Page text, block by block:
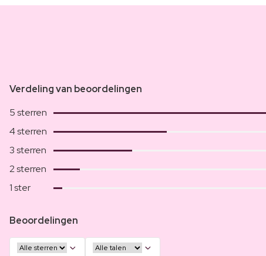
Verdeling van beoordelingen
5 sterren
4 sterren
3 sterren
2 sterren
1 ster
Beoordelingen